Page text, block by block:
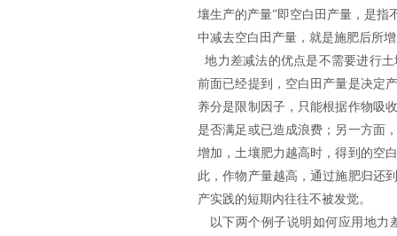
壤生产的产量”即空白田产量，是
中减去空白田产量，就是施肥后所
地力差减法的优点是不需要进行
前面已经提到，空白田产量是决定
养分是限制因子，只能根据作物吸
是否满足或已造成浪费；另一方面
增加，土壤肥力越高时，得到的空
此，作物产量越高，通过施肥归还
产实践的短期内往往不被发觉。
以下两个例子说明如何应用地力